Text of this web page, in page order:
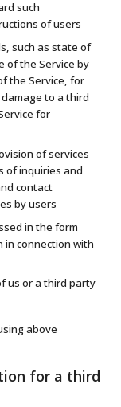
such
of users
such as state of
of the Service by
the Service, for
to a third
for
of services
of inquiries and
contact
by users
in the form
connection with
us or a third party
above
for a third